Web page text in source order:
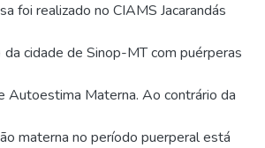
foi realizado no CIAMS Jacarandás
cidade de Sinop-MT com puérperas
Autoestima Materna. Ao contrário da
materna no período puerperal está